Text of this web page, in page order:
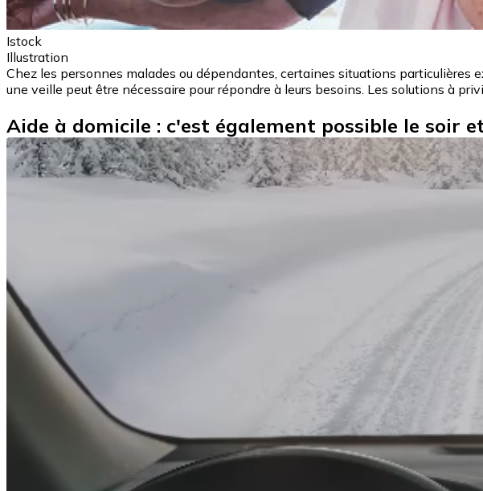
Istock
Illustration
Chez les personnes malades ou dépendantes, certaines situations
une veille peut être nécessaire pour répondre à leurs besoins. Les solutions à
Aide à domicile : c'est également possible le soir